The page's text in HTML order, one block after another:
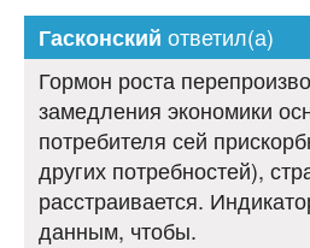
Гасконский ответил(а)
Гормон роста
замедления экономики
потребителя сей
других потребностей),
расстраивается.
данным, чтобы.